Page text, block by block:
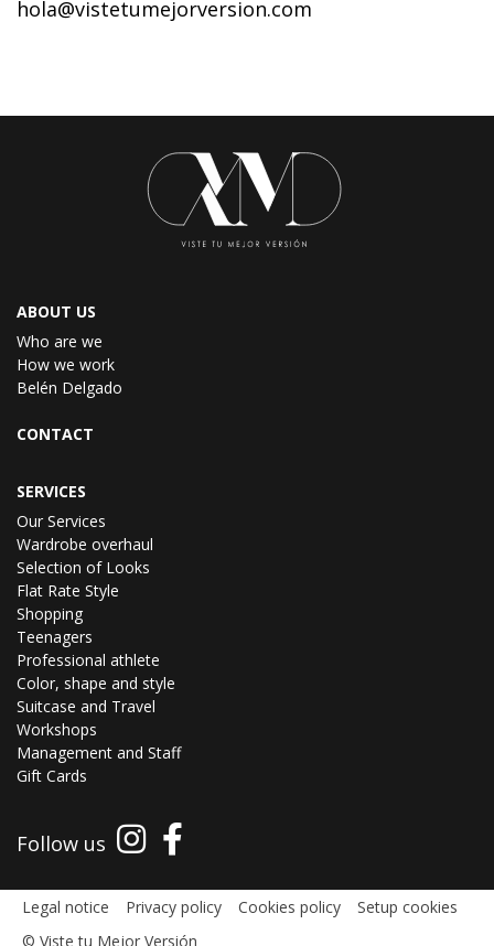
hola@vistetumejorversion.com
ABOUT US
Who are we
How we work
Belén Delgado
CONTACT
SERVICES
Our Services
Wardrobe overhaul
Selection of Looks
Flat Rate Style
Shopping
Teenagers
Professional athlete
Color, shape and style
Suitcase and Travel
Workshops
Management and Staff
Gift Cards
Follow us
Legal notice Privacy policy Cookies policy
Setup cookies
© Viste tu Mejor Versión